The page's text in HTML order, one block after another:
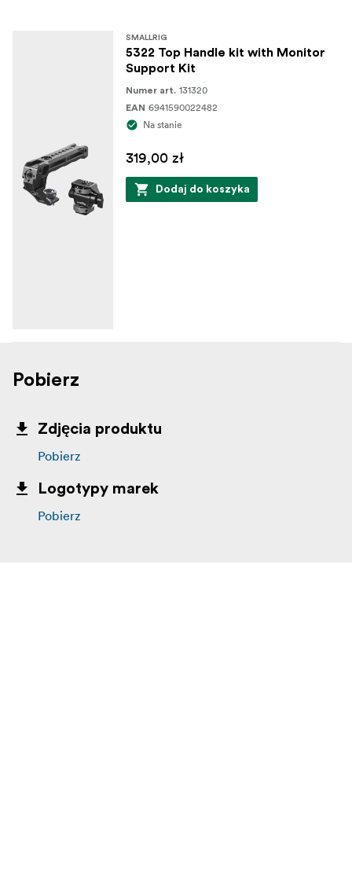
SMALLRIG
5322 Top Handle kit with Monitor
Support Kit
Numer art. 131320
EAN 6941590022482
Na stanie
319,00 zł
Dodaj do koszyka
Pobierz
Zdjęcia produktu
Pobierz
Logotypy marek
Pobierz